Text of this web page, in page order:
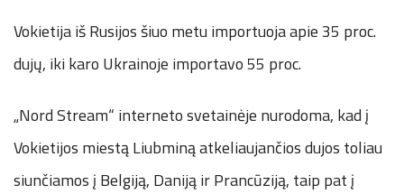
Vokietija iš Rusijos šiuo metu importuoja apie 35 proc.
dujų, iki karo Ukrainoje importavo 55 proc.
„Nord Stream“ interneto svetainėje nurodoma, kad į
Vokietijos miestą Liubminą atkeliaujančios dujos toliau
siunčiamos į Belgiją, Daniją ir Prancūziją, taip pat į